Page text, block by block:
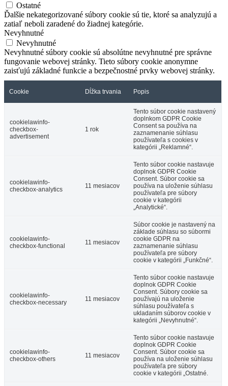
Ostatné
Ďalšie nekategorizované súbory cookie sú tie, ktoré sa analyzujú a
zatiaľ neboli zaradené do žiadnej kategórie.
Nevyhnutné
Nevyhnutné
Nevyhnutné súbory cookie sú absolútne nevyhnutné pre správne
fungovanie webovej stránky. Tieto súbory cookie anonymne
zaisťujú základné funkcie a bezpečnostné prvky webovej stránky.
Cookie Dĺžka trvania Popis
cookielawinfo-
checkbox-
advertisement
1 rok
Tento súbor cookie nastavený
doplnkom GDPR Cookie
Consent sa používa na
zaznamenanie súhlasu
používateľa s cookies v
kategórii „Reklamné“.
cookielawinfo-
checkbox-analytics
11 mesiacov
Tento súbor cookie nastavuje
doplnok GDPR Cookie
Consent. Súbor cookie sa
používa na uloženie súhlasu
používateľa pre súbory
cookie v kategórii
„Analytické“.
cookielawinfo-
checkbox-functional
11 mesiacov
Súbor cookie je nastavený na
základe súhlasu so súbormi
cookie GDPR na
zaznamenanie súhlasu
používateľa pre súbory
cookie v kategórii „Funkčné“.
cookielawinfo-
checkbox-necessary
11 mesiacov
Tento súbor cookie nastavuje
doplnok GDPR Cookie
Consent. Súbory cookie sa
používajú na uloženie
súhlasu používateľa s
ukladaním súborov cookie v
kategórii „Nevyhnutné“.
cookielawinfo-
checkbox-others
11 mesiacov
Tento súbor cookie nastavuje
doplnok GDPR Cookie
Consent. Súbor cookie sa
používa na uloženie súhlasu
používateľa pre súbory
cookie v kategórii „Ostatné.